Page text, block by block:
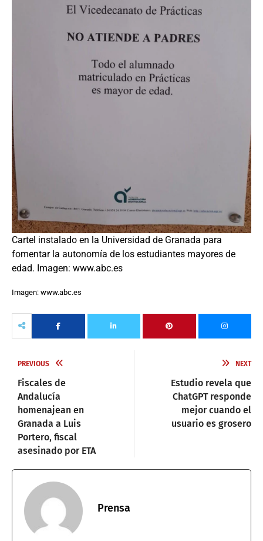
Cartel instalado en la Universidad de Granada para
fomentar la autonomía de los estudiantes mayores de
edad. Imagen: www.abc.es
Imagen: www.abc.es
PREVIOUS
Fiscales de
Andalucía
homenajean en
Granada a Luis
Portero, fiscal
asesinado por ETA
NEXT
Estudio revela que
ChatGPT responde
mejor cuando el
usuario es grosero
Prensa